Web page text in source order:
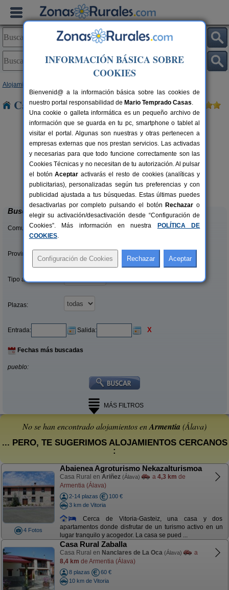
Alojamientos
Casas Rurales cerca de Armentia
9+5 pers.
desde29 €
Casa Rural Los Huetos
Hueto Arriba (Álava)
Buscar
Comunidades:
Provincias/Islas:
Tipo alquiler:
Plazas:
Entrada: Salida: X
Fechas más buscadas
pueblo:
MÁS FILTROS
No se han encontrado alojamientos enArmentia (Álava)
... PERO, TE SUGERIMOS ALOJAMIENTOS CERCANOS
:
4 Fotos
Abaienea Agroturismo Nekazalturismoa
Casa Rural en Ariñez (Álava) a 4,3 km de
Armentia (Álava)
2-14 plazas
100 €
3 km de Vitoria
Cerca de Vitoria-Gasteiz, una casa y dos
apartamentos donde disfrutar de un turismo activo en un
lugar tranquilo y acogedor. La casa se pued ...
Casa Rural Zaballa
Casa Rural en Nanclares de La Oca (Álava)
a
8,4 km de Armentia (Álava)
8 plazas
60 €
10 km de Vitoria
INFORMACIÓN BÁSICA SOBRE
COOKIES
Bienvenid@ a la información básica sobre las cookies de
nuestro portal responsabilidad de Mario Temprado Casas.
Una cookie o galleta informática es un pequeño archivo de
información que se guarda en tu pc, smartphone o tablet al
visitar el portal. Algunas son nuestras y otras pertenecen a
empresas externas que nos prestan servicios. Las activadas
y necesarias para que todo funcione correctamente son las
Cookies Técnicas y no necesitan de tu autorización. Al pulsar
el botónAceptar activarás el resto de cookies (analíticas y
publicitarias), personalizadas según tus preferencias y con
publicidad ajustada a tus búsquedas. Estas últimas puedes
desactivarlas por completo pulsando el botón Rechazar o
elegir su activación/desactivación desde “Configuración de
Cookies”. Más información en nuestra
POLÍTICA DE
COOKIES.